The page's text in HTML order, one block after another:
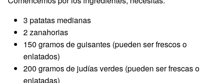
3 patatas medianas
2 zanahorias
150 gramos de guisantes (pueden ser frescos o
enlatados)
200 gramos de judías verdes (pueden ser frescas o
enlatadas)